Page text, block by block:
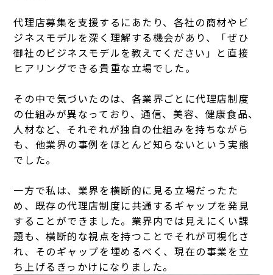
代理店募集を支援するにあたり、各社の商材やビ
ジネスモデルを深く理解する機会があり、「ぜひ
御社のビジネスモデルを教えてください」と直接
ヒアリングできる貴重な立場でした。
その中で気づいたのは、各業界ごとに代理店制度
の仕組みが異なっており、通信、美容、健康食品、
人材など、それぞれが独自の仕組みを持ちながら
も、他業界の事例をほとんど知らないという実態
でした。
一方で私は、業界を横断的に見る立場だったた
め、既存の代理店制度に共通するギャップを発見
することができました。業界内では見えにくい課
題も、横断的な視点を持つことでそれが可視化さ
れ、そのギャップを埋めるべく、現在の事業を立
ち上げるきっかけになりました。